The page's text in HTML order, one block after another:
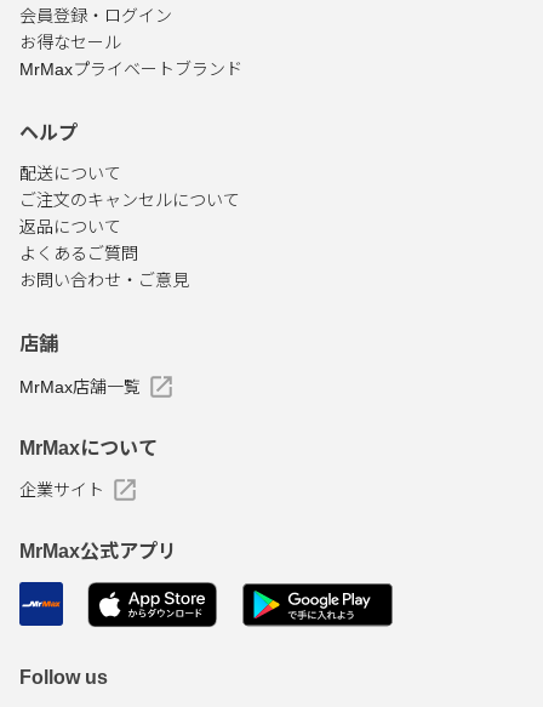
会員登録・ログイン
お得なセール
MrMaxプライベートブランド
ヘルプ
配送について
ご注文のキャンセルについて
返品について
よくあるご質問
お問い合わせ・ご意見
店舗
MrMax店舗一覧
MrMaxについて
企業サイト
MrMax公式アプリ
Follow us